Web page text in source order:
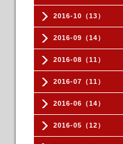
2016-10（13）
2016-09（14）
2016-08（11）
2016-07（11）
2016-06（14）
2016-05（12）